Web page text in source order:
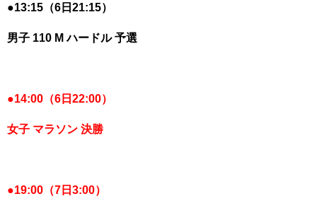
●13:15（6日21:15）
男子 110 M ハードル 予選
●14:00（6日22:00）
女子 マラソン 決勝
●19:00（7日3:00）